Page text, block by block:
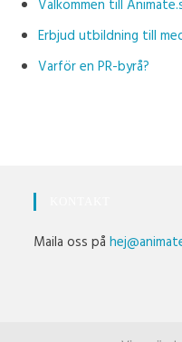
Välkommen till
Erbjud utbildning till
Varför en PR-byrå?
Maila oss på